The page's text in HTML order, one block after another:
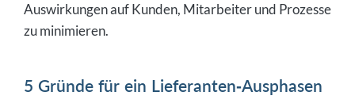
Auswirkungen auf Kunden, Mitarbeiter und Prozesse
zu minimieren.
5 Gründe für ein Lieferanten-Ausphasen